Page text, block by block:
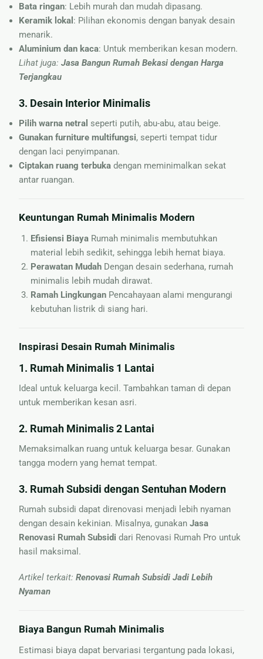
Bata ringan: Lebih murah dan mudah dipasang.
Keramik lokal : Pilihan ekonomis dengan banyak desain
menarik.
Aluminium dan kaca: Untuk memberikan kesan modern.
Lihat juga:Jasa Bangun Rumah Bekasi dengan Harga
Terjangkau
3. Desain Interior Minimalis
Pilih warna netral seperti putih, abu-abu, atau beige.
Gunakan furniture multifungsi, seperti tempat tidur
dengan laci penyimpanan.
Ciptakan ruang terbuka dengan meminimalkan sekat
antar ruangan.
Keuntungan Rumah Minimalis Modern
Efisiensi Biaya Rumah minimalis membutuhkan
material lebih sedikit, sehingga lebih hemat biaya.
Perawatan Mudah Dengan desain sederhana, rumah
minimalis lebih mudah dirawat.
Ramah Lingkungan Pencahayaan alami mengurangi
kebutuhan listrik di siang hari.
Inspirasi Desain Rumah Minimalis
1. Rumah Minimalis 1 Lantai
Ideal untuk keluarga kecil. Tambahkan taman di depan
untuk memberikan kesan asri.
2. Rumah Minimalis 2 Lantai
Memaksimalkan ruang untuk keluarga besar. Gunakan
tangga modern yang hemat tempat.
3. Rumah Subsidi dengan Sentuhan Modern
Rumah subsidi dapat direnovasi menjadi lebih nyaman
dengan desain kekinian. Misalnya, gunakanJasa
Renovasi Rumah Subsidi dari Renovasi Rumah Pro untuk
hasil maksimal.
Artikel terkait:Renovasi Rumah Subsidi Jadi Lebih
Nyaman
Biaya Bangun Rumah Minimalis
Estimasi biaya dapat bervariasi tergantung pada lokasi,